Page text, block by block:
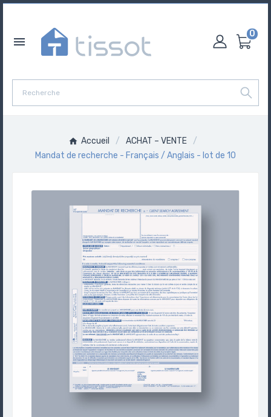

0
Accueil
ACHAT – VENTE
Mandat de recherche - Français / Anglais - lot de 10